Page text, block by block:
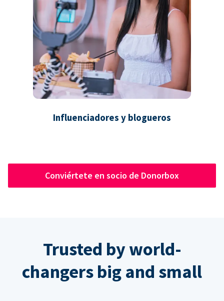
Influenciadores y blogueros
Conviértete en socio de Donorbox
Trusted by world-
changers big and small